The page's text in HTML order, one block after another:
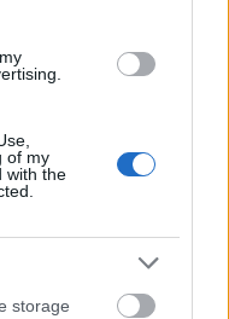
of my
with the
storage